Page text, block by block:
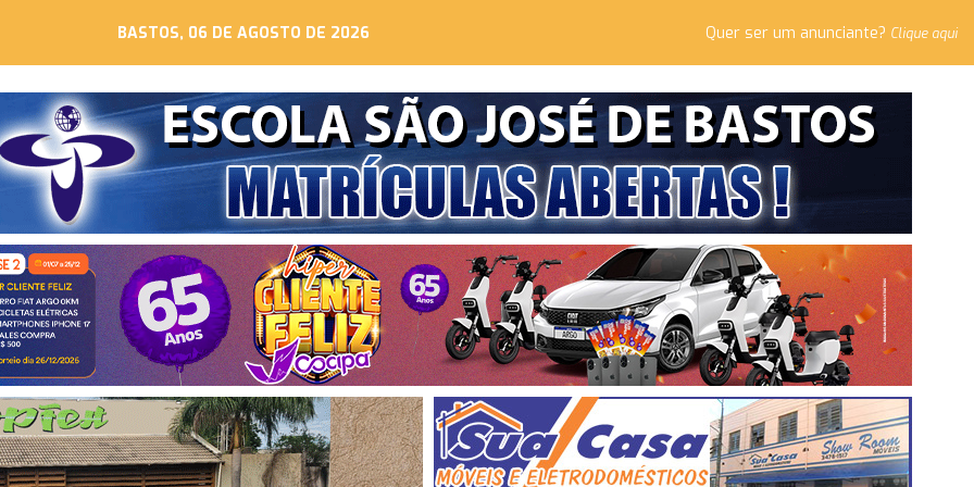
BASTOS, 06 DE AGOSTO DE 2026 Quer ser um anunciante? Clique aqui